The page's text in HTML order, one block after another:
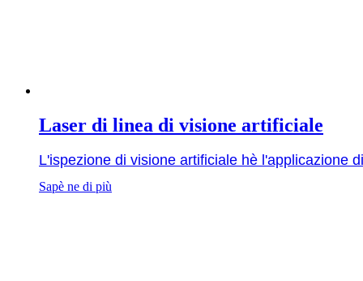
Laser di linea di visione artificiale
L'ispezione di visione artificiale hè l'applicazione
Sapè ne di più